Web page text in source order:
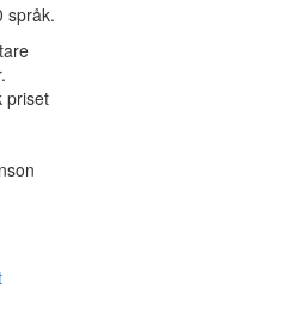
språk.
priset